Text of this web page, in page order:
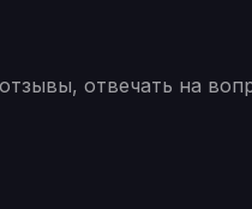
отвечать на